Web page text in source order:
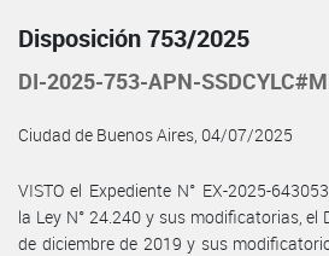
Disposición 753/2025
DI-2025-753-APN-
Ciudad de Buenos Aires, 04/07/2025
VISTO el Expediente N° EX-2025-
la Ley N° 24.240 y sus modificatorias, el
de diciembre de 2019 y sus